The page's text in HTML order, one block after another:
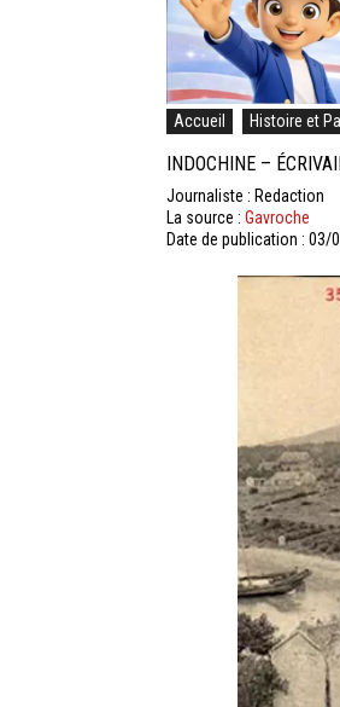
Accueil Histoire et
INDOCHINE –
Journaliste : Redaction
La source : Gavroche
Date de publication : 03/